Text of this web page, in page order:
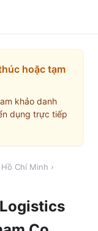
hoặc tạm
khảo danh
dụng trực tiếp
Hồ Chí Minh ›